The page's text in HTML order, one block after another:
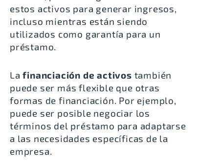
estos activos para generar ingresos,
incluso mientras están siendo
utilizados como garantía para un
préstamo.
La financiación de activos también
puede ser más flexible que otras
formas de financiación. Por ejemplo,
puede ser posible negociar los
términos del préstamo para adaptarse
a las necesidades específicas de la
empresa.